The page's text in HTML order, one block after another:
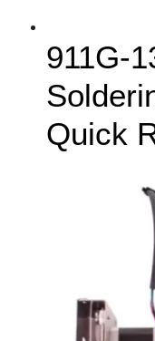
911G-
Quick